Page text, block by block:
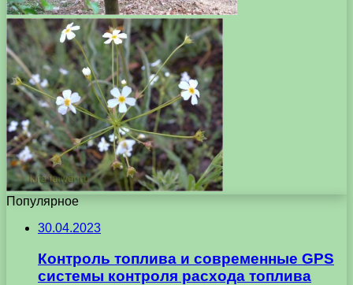
Популярное
30.04.2023
Контроль топлива и современные GPS
системы контроля расхода топлива